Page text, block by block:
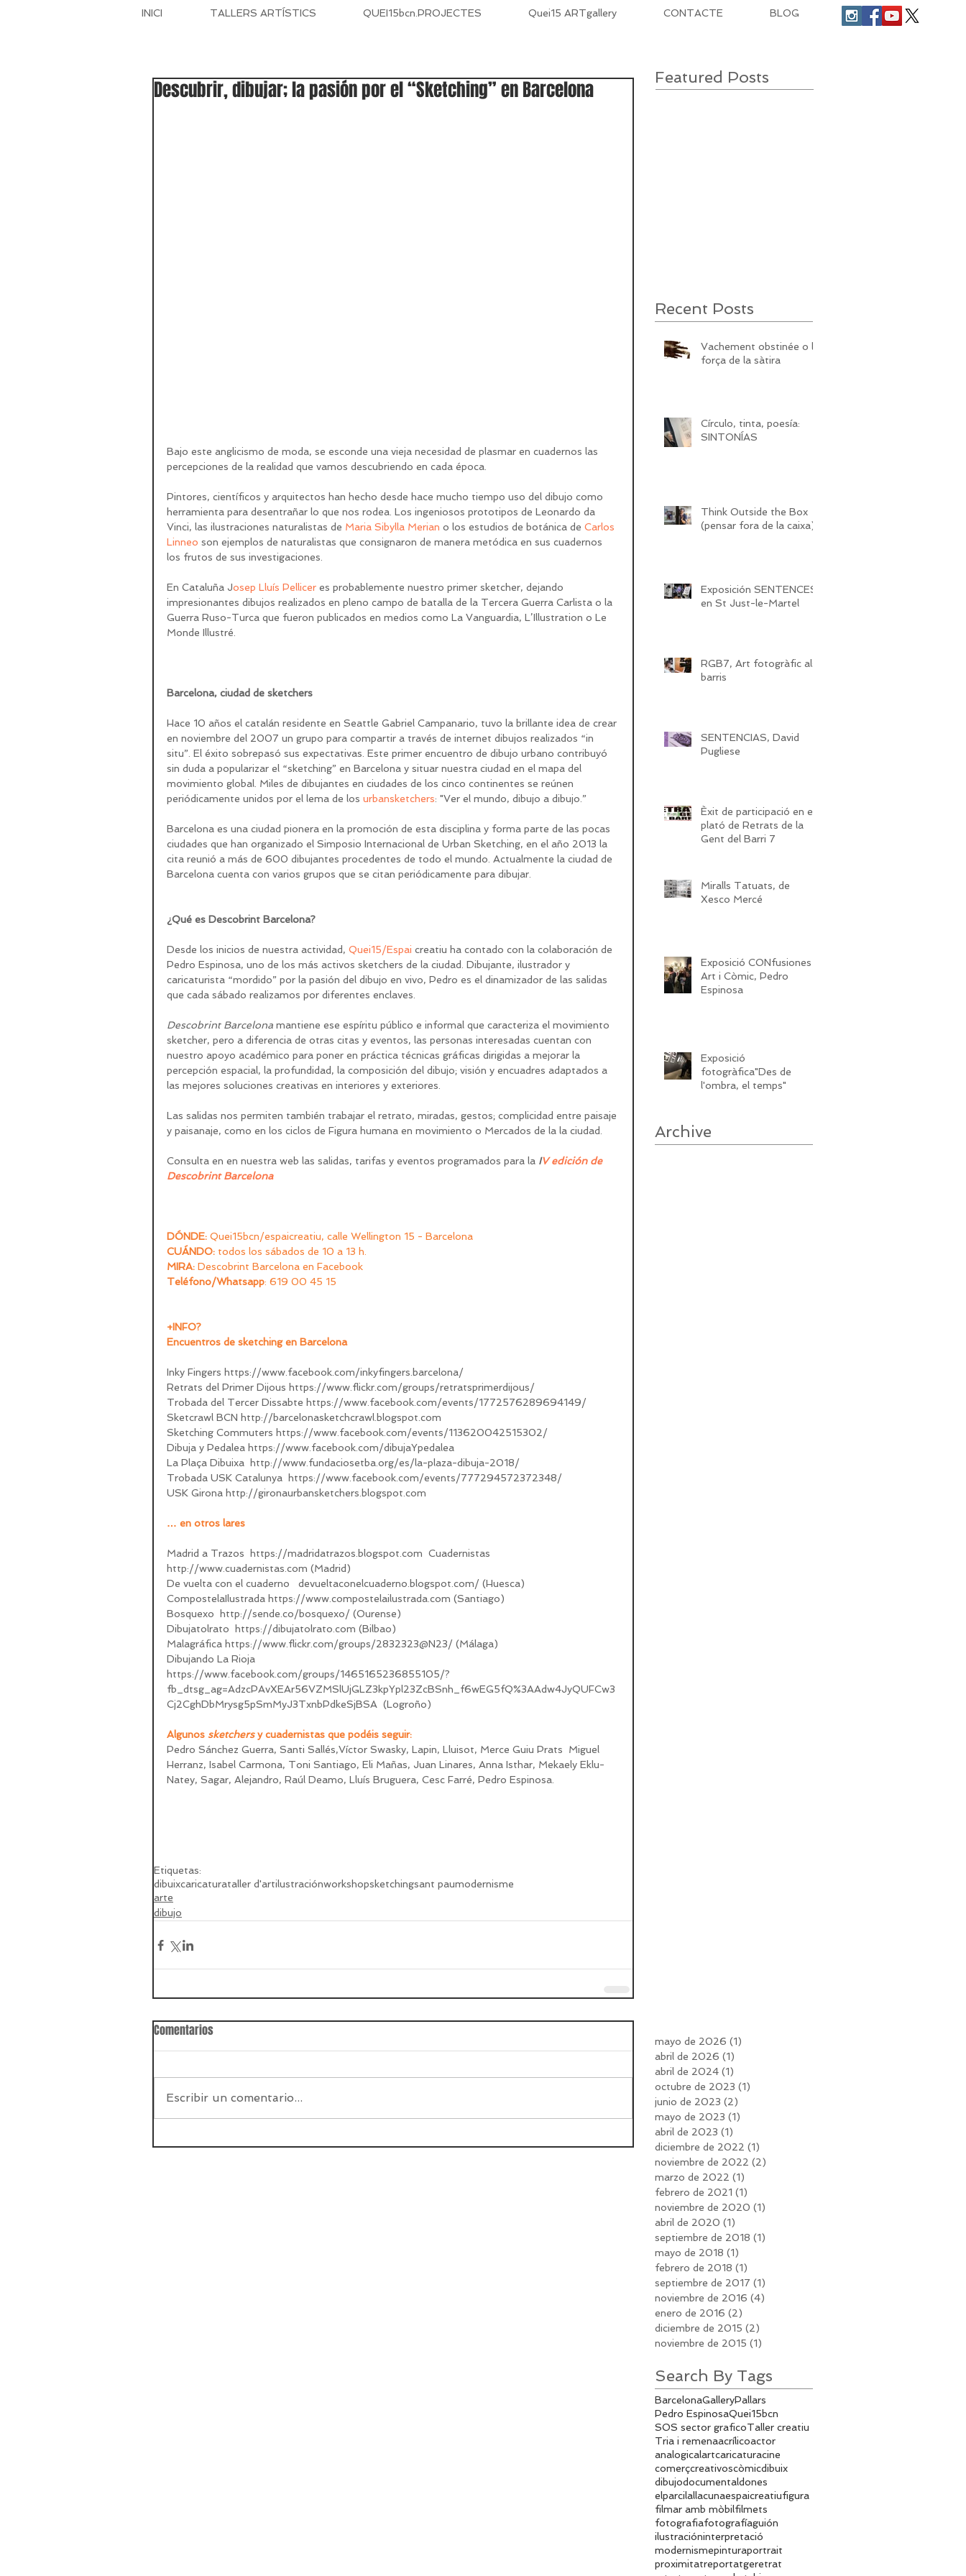
INICI TALLERS ARTÍSTICS QUEI15bcn.PROJECTES Quei15 ARTgallery CONTACTE BLOG
Descubrir, dibujar; la pasión por el “Sketching” en Barcelona
Bajo este anglicismo de moda, se esconde una vieja necesidad de plasmar en cuadernos las
percepciones de la realidad que vamos descubriendo en cada época.
Pintores, científicos y arquitectos han hecho desde hace mucho tiempo uso del dibujo como
herramienta para desentrañar lo que nos rodea. Los ingeniosos prototipos de Leonardo da
Vinci, las ilustraciones naturalistas de Maria Sibylla Merian o los estudios de botánica de Carlos
Linneo son ejemplos de naturalistas que consignaron de manera metódica en sus cuadernos
los frutos de sus investigaciones.
En Cataluña Josep Lluís Pellicer es probablemente nuestro primer sketcher, dejando
impresionantes dibujos realizados en pleno campo de batalla de la Tercera Guerra Carlista o la
Guerra Ruso-Turca que fueron publicados en medios como La Vanguardia, L’Illustration o Le
Monde Illustré.
Barcelona, ciudad de sketchers
Hace 10 años el catalán residente en Seattle Gabriel Campanario, tuvo la brillante idea de crear
en noviembre del 2007 un grupo para compartir a través de internet dibujos realizados “in
situ”. El éxito sobrepasó sus expectativas. Este primer encuentro de dibujo urbano contribuyó
sin duda a popularizar el “sketching” en Barcelona y situar nuestra ciudad en el mapa del
movimiento global. Miles de dibujantes en ciudades de los cinco continentes se reúnen
periódicamente unidos por el lema de los urbansketchers: "Ver el mundo, dibujo a dibujo.”
Barcelona es una ciudad pionera en la promoción de esta disciplina y forma parte de las pocas
ciudades que han organizado el Simposio Internacional de Urban Sketching, en el año 2013 la
cita reunió a más de 600 dibujantes procedentes de todo el mundo. Actualmente la ciudad de
Barcelona cuenta con varios grupos que se citan periódicamente para dibujar.
¿Qué es Descobrint Barcelona?
Desde los inicios de nuestra actividad, Quei15/Espai creatiu ha contado con la colaboración de
Pedro Espinosa, uno de los más activos sketchers de la ciudad. Dibujante, ilustrador y
caricaturista “mordido” por la pasión del dibujo en vivo, Pedro es el dinamizador de las salidas
que cada sábado realizamos por diferentes enclaves.
Descobrint Barcelona mantiene ese espíritu público e informal que caracteriza el movimiento
sketcher, pero a diferencia de otras citas y eventos, las personas interesadas cuentan con
nuestro apoyo académico para poner en práctica técnicas gráficas dirigidas a mejorar la
percepción espacial, la profundidad, la composición del dibujo; visión y encuadres adaptados a
las mejores soluciones creativas en interiores y exteriores.
Las salidas nos permiten también trabajar el retrato, miradas, gestos; complicidad entre paisaje
y paisanaje, como en los ciclos de Figura humana en movimiento o Mercados de la la ciudad.
Consulta en en nuestra web las salidas, tarifas y eventos programados para la IV edición de
Descobrint Barcelona
DÓNDE: Quei15bcn/espaicreatiu, calle Wellington 15 - Barcelona
CUÁNDO: todos los sábados de 10 a 13 h.
MIRA: Descobrint Barcelona en Facebook
Teléfono/Whatsapp: 619 00 45 15
+INFO?
Encuentros de sketching en Barcelona
Inky Fingers https://www.facebook.com/inkyfingers.barcelona/
Retrats del Primer Dijous https://www.flickr.com/groups/retratsprimerdijous/
Trobada del Tercer Dissabte https://www.facebook.com/events/1772576289694149/
Sketcrawl BCN http://barcelonasketchcrawl.blogspot.com
Sketching Commuters https://www.facebook.com/events/113620042515302/
Dibuja y Pedalea https://www.facebook.com/dibujaYpedalea
La Plaça Dibuixa  http://www.fundaciosetba.org/es/la-plaza-dibuja-2018/
Trobada USK Catalunya  https://www.facebook.com/events/777294572372348/
USK Girona http://gironaurbansketchers.blogspot.com
… en otros lares
Madrid a Trazos  https://madridatrazos.blogspot.com  Cuadernistas
http://www.cuadernistas.com (Madrid)
De vuelta con el cuaderno   devueltaconelcuaderno.blogspot.com/ (Huesca)
CompostelaIlustrada https://www.compostelailustrada.com (Santiago)
Bosquexo  http://sende.co/bosquexo/ (Ourense)
Dibujatolrato  https://dibujatolrato.com (Bilbao)
Malagráfica https://www.flickr.com/groups/2832323@N23/ (Málaga)
Dibujando La Rioja
https://www.facebook.com/groups/1465165236855105/?
fb_dtsg_ag=AdzcPAvXEAr56VZMSlUjGLZ3kpYpl23ZcBSnh_f6wEG5fQ%3AAdw4JyQUFCw3
Cj2CghDbMrysg5pSmMyJ3TxnbPdkeSjBSA  (Logroño)
Algunos sketchers y cuadernistas que podéis seguir:
Pedro Sánchez Guerra, Santi Sallés,Víctor Swasky, Lapin, Lluisot, Merce Guiu Prats  Miguel
Herranz, Isabel Carmona, Toni Santiago, Eli Mañas, Juan Linares, Anna Isthar, Mekaely Eklu-
Natey, Sagar, Alejandro, Raúl Deamo, Lluís Bruguera, Cesc Farré, Pedro Espinosa.
Etiquetas:
dibuixcaricaturataller d'artilustraciónworkshopsketchingsant paumodernisme
arte
dibujo
Comentarios
Escribir un comentario...
Featured Posts
Recent Posts
Vachement obstinée o la
força de la sàtira
Círculo, tinta, poesía:
SINTONÍAS
Think Outside the Box
(pensar fora de la caixa)
Exposición SENTENCES
en St Just-le-Martel
RGB7, Art fotogràfic als
barris
SENTENCIAS, David
Pugliese
Èxit de participació en el
plató de Retrats de la
Gent del Barri 7
Miralls Tatuats, de
Xesco Mercé
Exposició CONfusiones -
Art i Còmic, Pedro
Espinosa
Exposició
fotogràfica"Des de
l'ombra, el temps"
Archive
mayo de 2026 (1)
abril de 2026 (1)
abril de 2024 (1)
octubre de 2023 (1)
junio de 2023 (2)
mayo de 2023 (1)
abril de 2023 (1)
diciembre de 2022 (1)
noviembre de 2022 (2)
marzo de 2022 (1)
febrero de 2021 (1)
noviembre de 2020 (1)
abril de 2020 (1)
septiembre de 2018 (1)
mayo de 2018 (1)
febrero de 2018 (1)
septiembre de 2017 (1)
noviembre de 2016 (4)
enero de 2016 (2)
diciembre de 2015 (2)
noviembre de 2015 (1)
Search By Tags
BarcelonaGalleryPallars
Pedro EspinosaQuei15bcn
SOS sector graficoTaller creatiu
Tria i remenaacrílicoactor
analogicalartcaricaturacine
comerçcreativoscòmicdibuix
dibujodocumentaldones
elparcilallacunaespaicreatiufigura
filmar amb mòbilfilmets
fotografiafotografíaguión
ilustracióninterpretació
modernismepinturaportrait
proximitatreportatgeretrat